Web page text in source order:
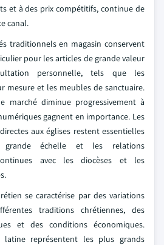
et à des prix compétitifs, continue de
canal.
traditionnels en magasin conservent
pour les articles de grande valeur
personnelle, tels que les
mesure et les meubles de sanctuaire.
marché diminue progressivement à
gagnent en importance. Les
aux églises restent essentielles
échelle et les relations
avec les diocèses et les
se caractérise par des variations
traditions chrétiennes, des
et des conditions économiques.
latine représentent les plus grands